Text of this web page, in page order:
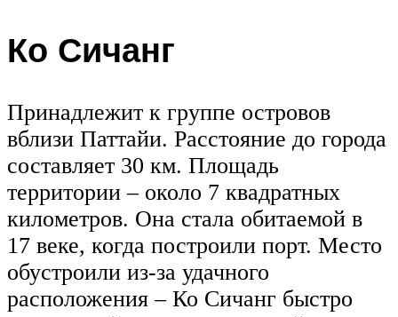
Ко Сичанг
Принадлежит к группе островов
вблизи Паттайи. Расстояние до города
составляет 30 км. Площадь
территории – около 7 квадратных
километров. Она стала обитаемой в
17 веке, когда построили порт. Место
обустроили из-за удачного
расположения – Ко Сичанг быстро